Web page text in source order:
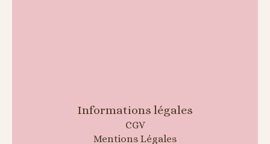
Informations légales
CGV
Mentions Légales